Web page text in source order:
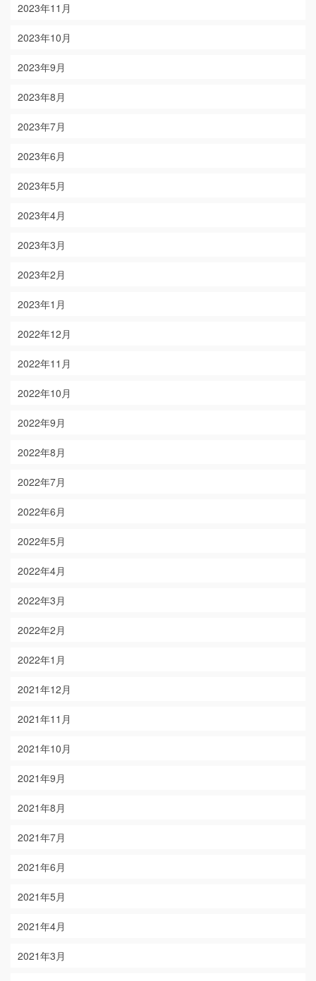
2023年11月
2023年10月
2023年9月
2023年8月
2023年7月
2023年6月
2023年5月
2023年4月
2023年3月
2023年2月
2023年1月
2022年12月
2022年11月
2022年10月
2022年9月
2022年8月
2022年7月
2022年6月
2022年5月
2022年4月
2022年3月
2022年2月
2022年1月
2021年12月
2021年11月
2021年10月
2021年9月
2021年8月
2021年7月
2021年6月
2021年5月
2021年4月
2021年3月